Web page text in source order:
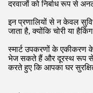
दरवाजों को निर्बाध रूप से
इन प्रणालियों से न केवल
जाता है, क्योंकि चोरी या
स्मार्ट उपकरणों के एकीकरण
भेज सकते हैं और दूरस्थ रूप से
करते हुए कि आपका घर